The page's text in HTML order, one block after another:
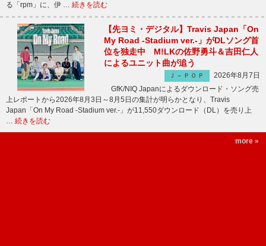
る「rpm」に、伊 … 続きを読む
【先ヨミ・デジタル】Travis Japan「On
My Road -Stadium ver.-」がDLソング首
位を独走中 M!LKの佐野勇斗＆吉田仁人
によるユニット曲が追う
Ｊ－ＰＯＰ
2026年8月7日
GfK/NIQ Japanによるダウンロード・ソング売
上レポートから2026年8月3日～8月5日の集計が明らかとなり、Travis
Japan「On My Road -Stadium ver.-」が11,550ダウンロード（DL）を売り上
… 続きを読む
more »